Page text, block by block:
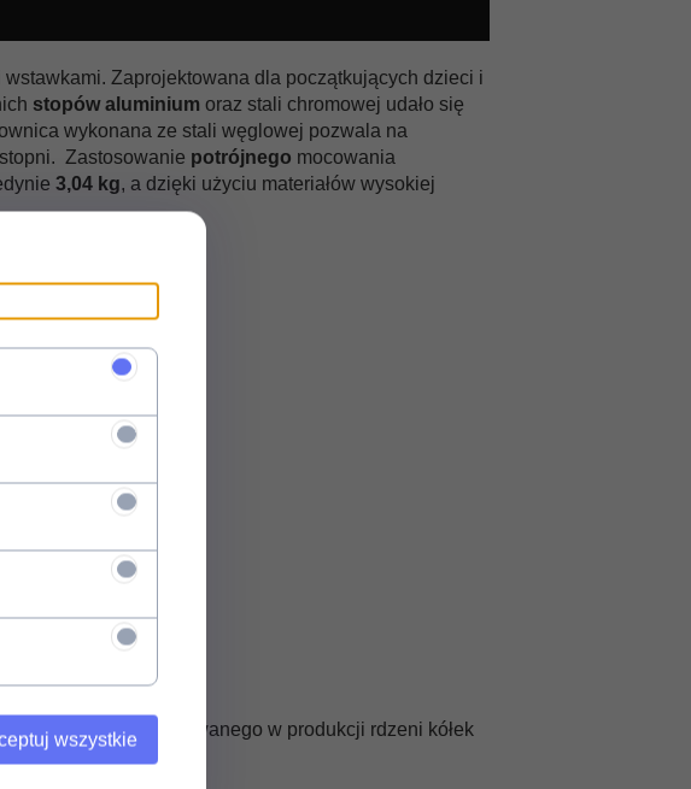
Zaprojektowana dla początkujących dzieci i
stopów aluminium oraz stali chromowej udało się
wykonana ze stali węglowej pozwala na
Zastosowanie potrójnego mocowania
3,04 kg, a dzięki użyciu materiałów wysokiej
kompozytu używanego w produkcji rdzeni kółek
wszystkie